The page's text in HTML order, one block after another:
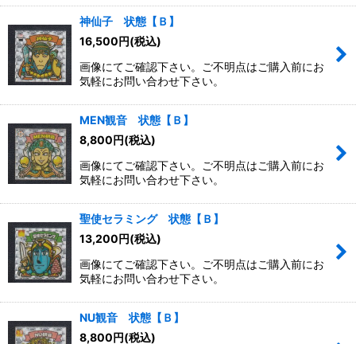
神仙子 状態【Ｂ】
16,500円(税込)
画像にてご確認下さい。ご不明点はご購入前にお
気軽にお問い合わせ下さい。
MEN観音 状態【Ｂ】
8,800円(税込)
画像にてご確認下さい。ご不明点はご購入前にお
気軽にお問い合わせ下さい。
聖使セラミング 状態【Ｂ】
13,200円(税込)
画像にてご確認下さい。ご不明点はご購入前にお
気軽にお問い合わせ下さい。
NU観音 状態【Ｂ】
8,800円(税込)